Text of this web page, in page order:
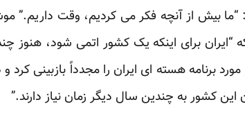
بیش از آنچه فکر می کردیم، وقت داریم.”
برای اینکه یک کشور اتمی شود، هنوز
برنامه هسته ای ایران را مجدداً بازبینی
این کشور به چندین سال دیگر زمان نیاز دارند.”